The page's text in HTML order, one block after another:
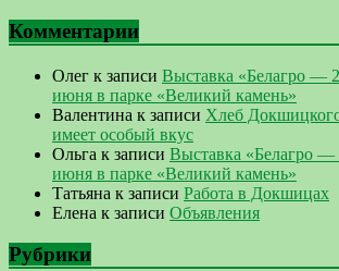
Комментарии
Олег к записи Выставка «Белагро —
июня в парке «Великий камень»
Валентина к записи Хлеб
имеет особый вкус
Ольга к записи Выставка «Белагро —
июня в парке «Великий камень»
Татьяна к записи Работа в Докшицах
Елена к записи Объявления
Рубрики